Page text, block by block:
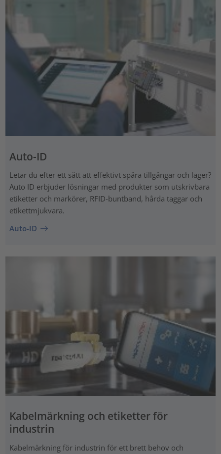
Auto-ID
Letar du efter ett sätt att effektivt spåra tillgångar och lager?
Auto ID erbjuder lösningar med produkter som utskrivbara
etiketter och markörer, RFID-buntband, hårda taggar och
etikettmjukvara.
Auto-ID
Kabelmärkning och etiketter för
industrin
Kabelmärkning för industrin för ett brett behov och